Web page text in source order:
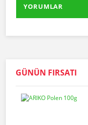
GÜNÜN FIRSATI
YORUMLAR